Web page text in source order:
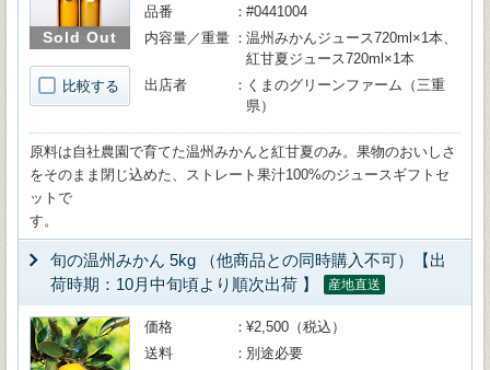
Sold Out
比較する
品番
#0441004
内容量／重量
温州みかんジュース720ml×1本、
紅甘夏ジュース720ml×1本
出店者
くまのグリーンファーム（三重
県）
原料は自社農園で育てた温州みかんと紅甘夏のみ。果物のおいしさ
をそのまま閉じ込めた、ストレート果汁100%のジュースギフトセ
ットで
旬の温州みかん 5kg （他商品との同時購入不可）【出
荷時期：10月中旬頃より順次出荷 】
産地直送
価格
¥2,500（税込）
送料
別途必要